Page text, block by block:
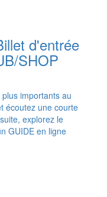
d'entrée
SHOP
importants au
écoutez une courte
explorez le
GUIDE en ligne